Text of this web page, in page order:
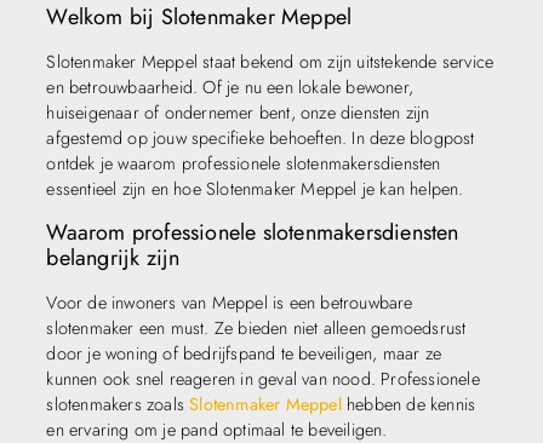
Welkom bij Slotenmaker Meppel
Slotenmaker Meppel staat bekend om zijn uitstekende service
en betrouwbaarheid. Of je nu een lokale bewoner,
huiseigenaar of ondernemer bent, onze diensten zijn
afgestemd op jouw specifieke behoeften. In deze blogpost
ontdek je waarom professionele slotenmakersdiensten
essentieel zijn en hoe Slotenmaker Meppel je kan helpen.
Waarom professionele slotenmakersdiensten
belangrijk zijn
Voor de inwoners van Meppel is een betrouwbare
slotenmaker een must. Ze bieden niet alleen gemoedsrust
door je woning of bedrijfspand te beveiligen, maar ze
kunnen ook snel reageren in geval van nood. Professionele
slotenmakers zoalsSlotenmaker Meppelhebben de kennis
en ervaring om je pand optimaal te beveiligen.